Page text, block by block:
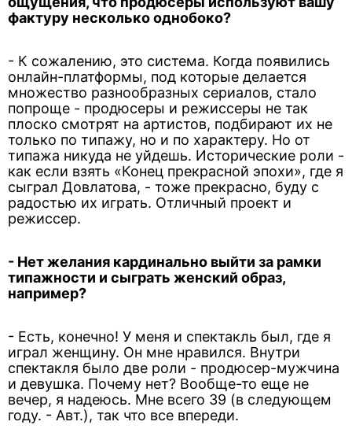
фактуру несколько однобоко?
- К сожалению, это система. Когда появились
онлайн-платформы, под которые делается
множество разнообразных сериалов, стало
попроще - продюсеры и режиссеры не так
плоско смотрят на артистов, подбирают их не
только по типажу, но и по характеру. Но от
типажа никуда не уйдешь. Исторические роли -
как если взять «Конец прекрасной эпохи», где я
сыграл Довлатова, - тоже прекрасно, буду с
радостью их играть. Отличный проект и
режиссер.
- Нет желания кардинально выйти за рамки
типажности и сыграть женский образ,
например?
- Есть, конечно! У меня и спектакль был, где я
играл женщину. Он мне нравился. Внутри
спектакля было две роли - продюсер-мужчина
и девушка. Почему нет? Вообще-то еще не
вечер, я надеюсь. Мне всего 39 (в следующем
году. - Авт.), так что все впереди.